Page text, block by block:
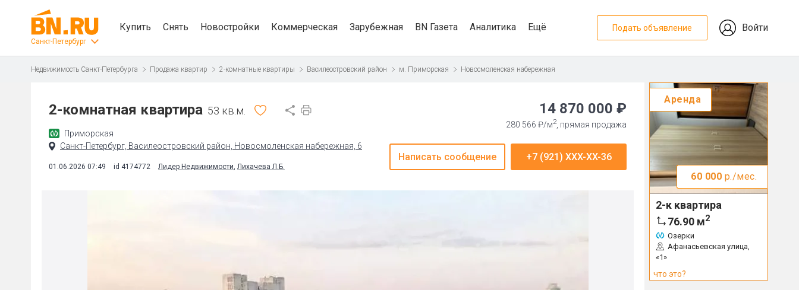
Санкт-Петербург
Купить Снять Новостройки Коммерческая Зарубежная BN Газета Аналитика Ещё Подать объявление Войти
Недвижимость Санкт-Петербурга Продажа квартир 2-комнатные квартиры Василеостровский район м. Приморская Новосмоленская набережная
2-комнатная квартира 53 кв.м.
Приморская
Санкт-Петербург, Василеостровский район, Новосмоленская набережная, 6
01.06.2026 07:49 id 4174772 Лидер Недвижимости, Лихачева Л.Б.
14 870 000 ₽
280 566 ₽/м2, прямая продажа
Написать сообщение +7 (921) XXX-XX-36
Аренда
60 000 р./мес.
2-к квартира
76.90 м2
Озерки
Афанасьевская улица,
«1»
что это?